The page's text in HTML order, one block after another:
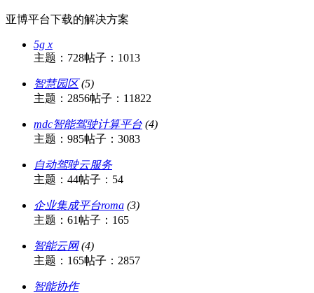
亚博平台下载的解决方案
5g x
主题：728帖子：1013
智慧园区 (5)
主题：2856帖子：11822
mdc智能驾驶计算平台 (4)
主题：985帖子：3083
自动驾驶云服务
主题：44帖子：54
企业集成平台roma (3)
主题：61帖子：165
智能云网 (4)
主题：165帖子：2857
智能协作